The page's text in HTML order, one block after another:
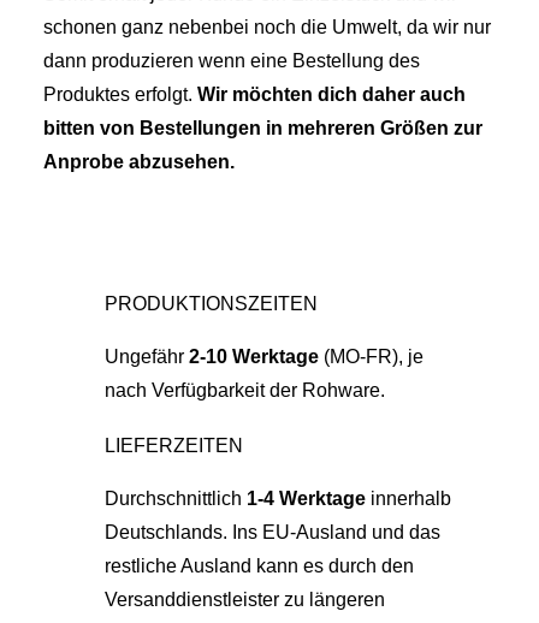
schonen ganz nebenbei noch die Umwelt, da wir nur
dann produzieren wenn eine Bestellung des
Produktes erfolgt. Wir möchten dich daher auch
bitten von Bestellungen in mehreren Größen zur
Anprobe abzusehen.
PRODUKTIONSZEITEN
Ungefähr 2-10 Werktage(MO-FR), je
nach Verfügbarkeit der Rohware.
LIEFERZEITEN
Durchschnittlich 1-4 Werktageinnerhalb
Deutschlands. Ins EU-Ausland und das
restliche Ausland kann es durch den
Versanddienstleister zu längeren